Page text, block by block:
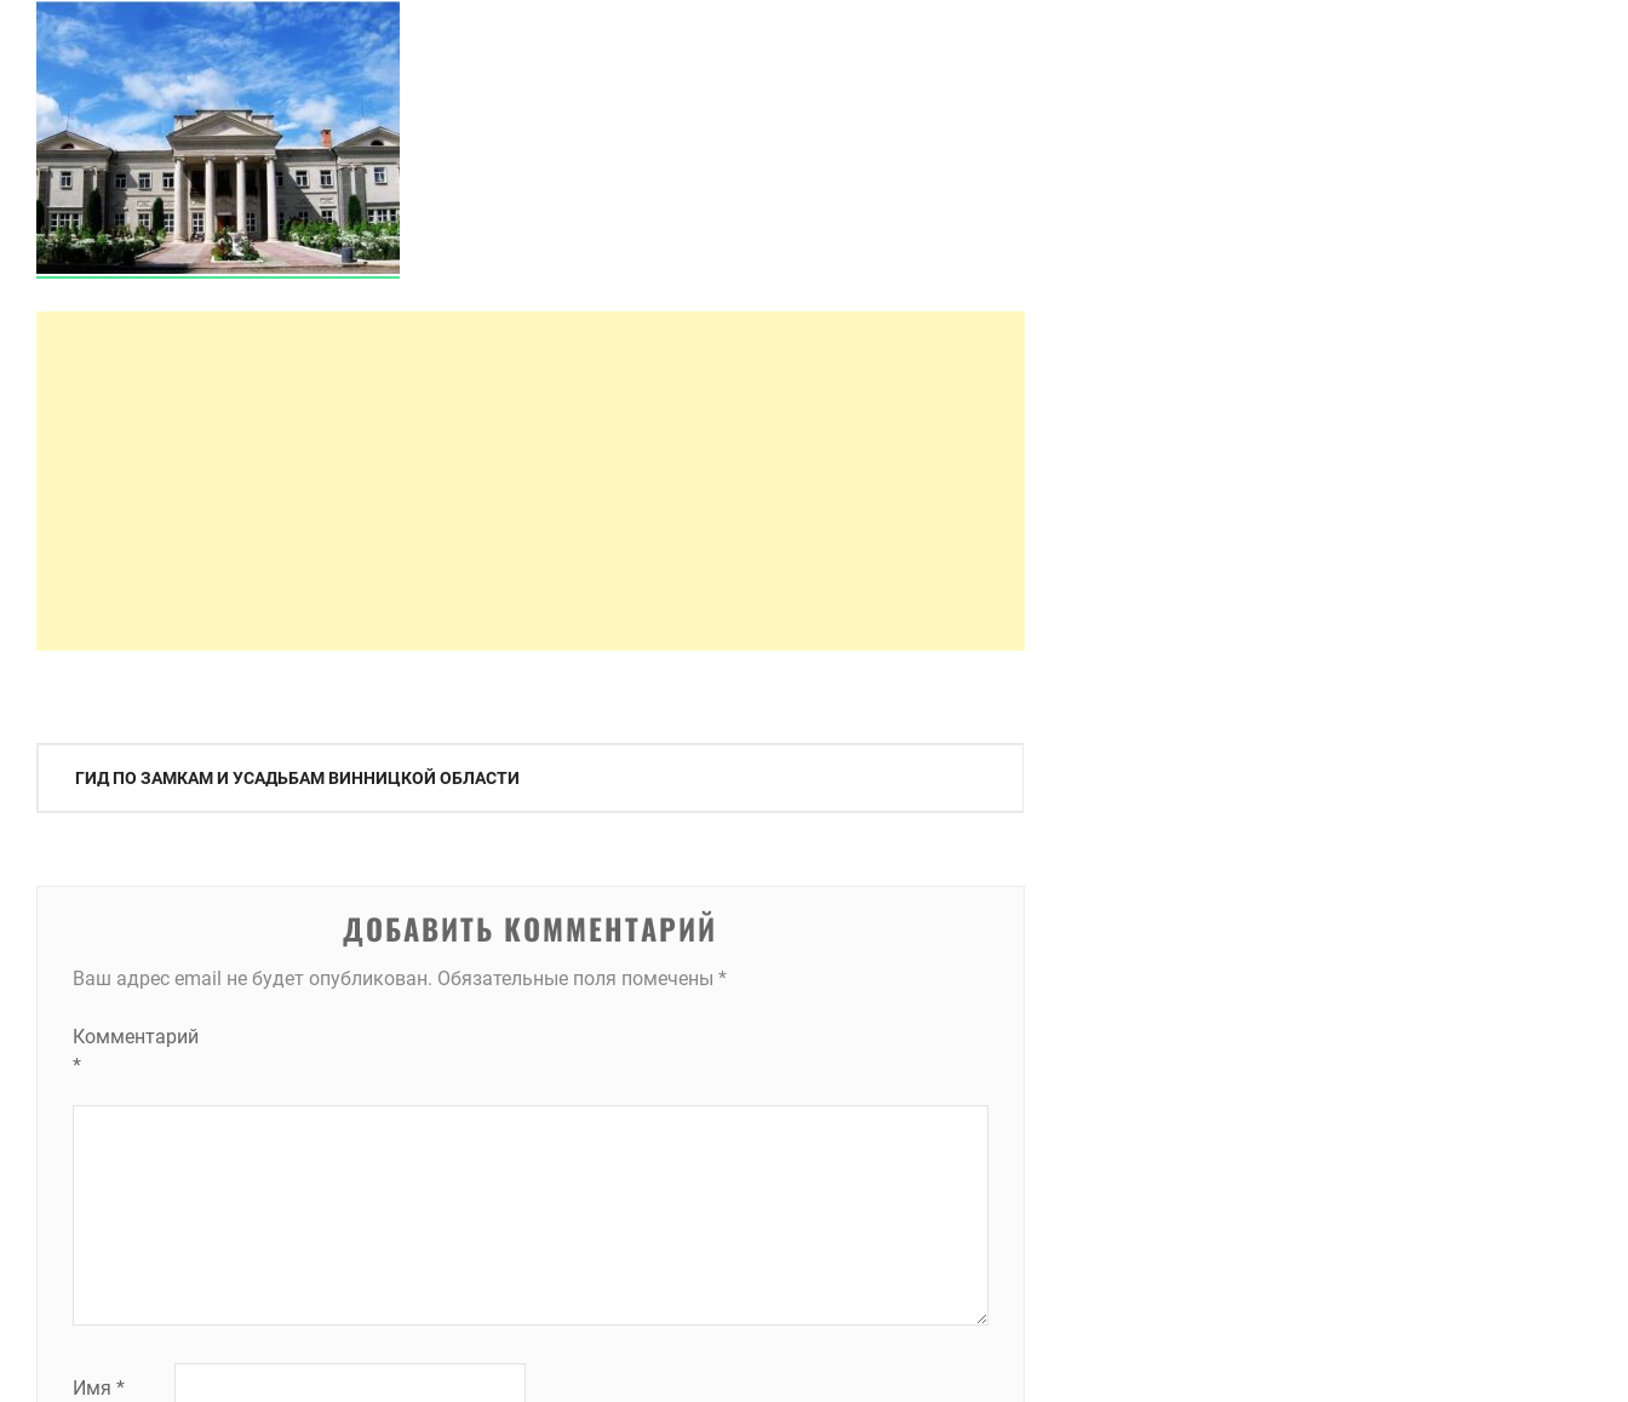
Навигация
ГИД ПО ЗАМКАМ И УСАДЬБАМ ВИННИЦКОЙ ОБЛАСТИ
ДОБАВИТЬ КОММЕНТАРИЙ
Ваш адрес email не будет опубликован. Обязательные поля помечены *
Комментарий
*
Имя *